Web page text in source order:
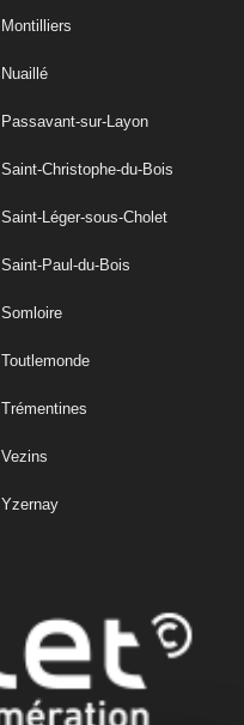
Montilliers
Nuaillé
Passavant-sur-Layon
Saint-Christophe-du-Bois
Saint-Léger-sous-Cholet
Saint-Paul-du-Bois
Somloire
Toutlemonde
Trémentines
Vezins
Yzernay